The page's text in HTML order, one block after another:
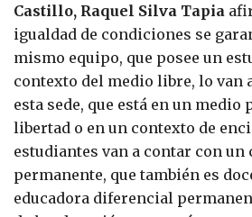
Castillo, Raquel Silva Tapia
igualdad de condiciones se
mismo equipo, que posee un
contexto del medio libre, lo van
esta sede, que está en un medio
libertad o en un contexto de
estudiantes van a contar con
permanente, que también es
educadora diferencial